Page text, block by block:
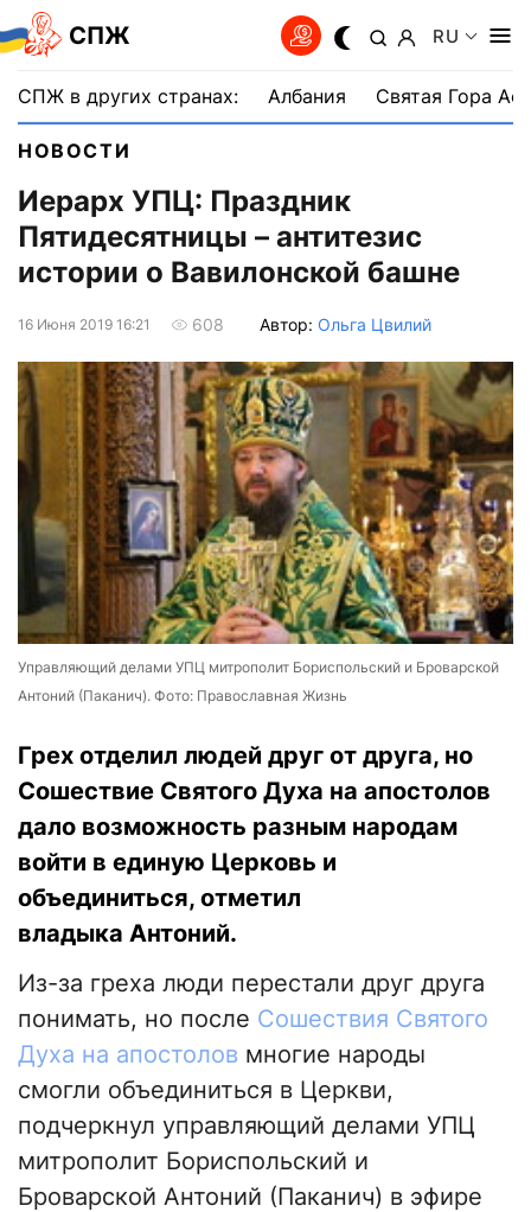
СПЖ RU
СПЖ в других странах: Албания Святая Гора
НОВОСТИ
Иерарх УПЦ: Праздник
Пятидесятницы – антитезис
истории о Вавилонской башне
16 Июня 2019 16:21 608 Автор: Ольга Цвилий
Управляющий делами УПЦ митрополит Бориспольский и Броварской
Антоний (Паканич). Фото: Православная Жизнь
Грех отделил людей друг от друга, но
Сошествие Святого Духа на апостолов
дало возможность разным народам
войти в единую Церковь и
объединиться, отметил
владыка Антоний.
Из-за греха люди перестали друг друга
понимать, но после Сошествия Святого
Духа на апостолов многие народы
смогли объединиться в Церкви,
подчеркнул управляющий делами УПЦ
митрополит Бориспольский и
Броварской Антоний (Паканич) в эфире